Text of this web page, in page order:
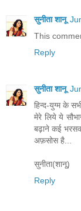
सुनीता शानू
This
Reply
सुनीता शानू
हिन्द-युग्म के
मेरे लिये ये
बढ़ाने कई
अफ़सोस है...
सुनीता(शानू)
Reply